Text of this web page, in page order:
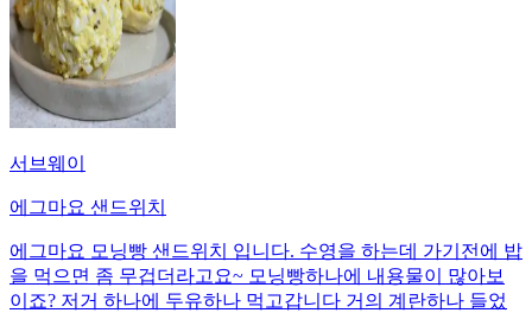
서브웨이
에그마요 샌드위치
에그마요 모닝빵 샌드위치 입니다. 수영을 하는데 가기전에 밥
을 먹으면 좀 무겁더라고요~ 모닝빵하나에 내용물이 많아보
이죠? 저거 하나에 두유하나 먹고갑니다 거의 계란하나 들었